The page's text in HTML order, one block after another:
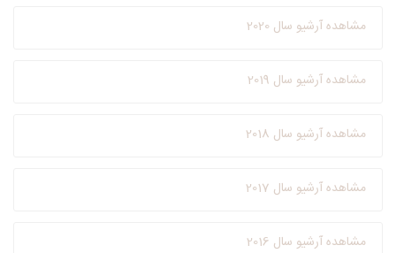
مشاهده آرشیو سال 2020
مشاهده آرشیو سال 2019
مشاهده آرشیو سال 2018
مشاهده آرشیو سال 2017
مشاهده آرشیو سال 2016